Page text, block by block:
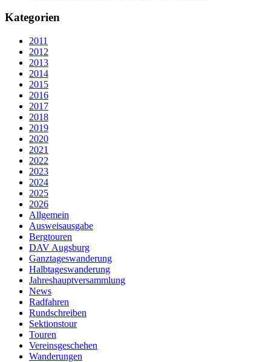
Kategorien
2011
2012
2013
2014
2015
2016
2017
2018
2019
2020
2021
2022
2023
2024
2025
2026
Allgemein
Ausweisausgabe
Bergtouren
DAV Augsburg
Ganztageswanderung
Halbtageswanderung
Jahreshauptversammlung
News
Radfahren
Rundschreiben
Sektionstour
Touren
Vereinsgeschehen
Wanderungen